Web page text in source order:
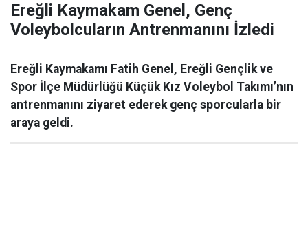
Ereğli Kaymakam Genel, Genç
Voleybolcuların Antrenmanını İzledi
Ereğli Kaymakamı Fatih Genel, Ereğli Gençlik ve
Spor İlçe Müdürlüğü Küçük Kız Voleybol Takımı’nın
antrenmanını ziyaret ederek genç sporcularla bir
araya geldi.